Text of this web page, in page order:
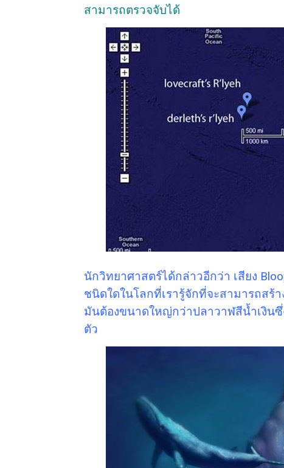
สามารถตรวจจับได้
นักวิทยาศาสตร์ได้กล่าวอีกว่า เสียง
ชนิดใดในโลกที่เรารู้จักที่จะสามารถสร้
มันต้องขนาดใหญ่กว่าปลาวาฬสีน้ำเงิน
ตัว